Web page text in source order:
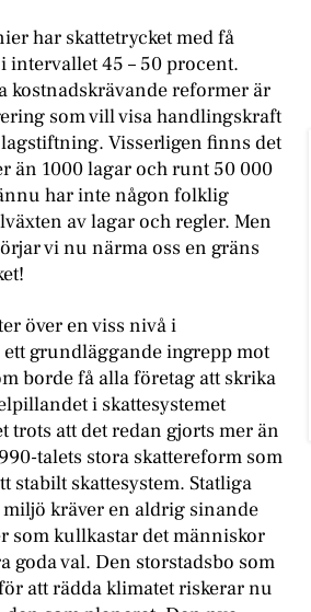
har skattetrycket med få
intervallet 45 – 50 procent.
kostnadskrävande reformer är
som vill visa handlingskraft
Visserligen finns det
än 1000 lagar och runt 50 000
har inte någon folklig
av lagar och regler. Men
vi nu närma oss en gräns
över en viss nivå i
grundläggande ingrepp mot
borde få alla företag att skrika
i skattesystemet
trots att det redan gjorts mer än
talets stora skattereform som
stabilt skattesystem. Statliga
kräver en aldrig sinande
som kullkastar det människor
goda val. Den storstadsbo som
att rädda klimatet riskerar nu